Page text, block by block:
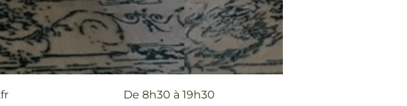
De 8h30 à 19h30